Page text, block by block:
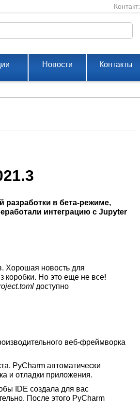
Контакт:
Новости Контакты
разработки в бета-режиме,
интеграцию с Jupyter
Хорошая новость для
коробки. Но это еще не все!
доступно
веб-фреймворка
PyCharm автоматически
и отладки приложения.
IDE создала для вас
После этого PyCharm